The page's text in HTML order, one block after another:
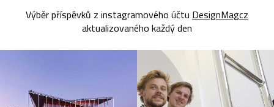
Výběr příspěvků z instagramového účtu DesignMagcz
aktualizovaného každý den